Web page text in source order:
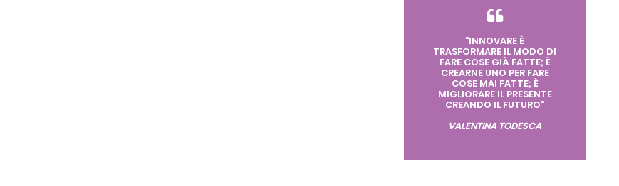
"INNOVARE È
TRASFORMARE IL MODO DI
FARE COSE GIÀ FATTE; È
CREARNE UNO PER FARE
COSE MAI FATTE; È
MIGLIORARE IL PRESENTE
CREANDO IL FUTURO"
VALENTINA TODESCA